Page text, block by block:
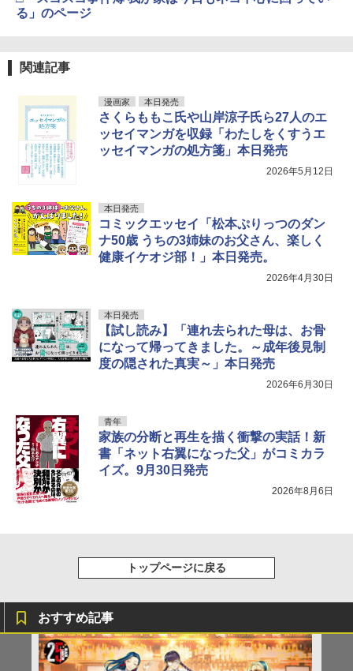
る」のページ
関連記事
漫画家 本日発売
さくらももこ氏や山岸涼子氏ら27人のエ
ッセイマンガを収録「わたしをくすうエ
ッセイマンガの処方箋」本日発売
2026年5月12日
本日発売
コミックエッセイ「松本ぷりっつのダン
ナ50歳 うちの3姉妹のお父さん、楽しく
健康イケオジ部！」本日発売。
2026年4月30日
本日発売
【試し読み】「連れ去られた母は、お骨
になって帰ってきました。～成年後見制
度の隠された真実～」本日発売
2026年6月30日
青年
家族の分断と再生を描く衝撃の実話！新
書「ネット右翼になった父」がコミカラ
イズ。9月30日発売
2026年8月6日
トップページに戻る
おすすめ記事